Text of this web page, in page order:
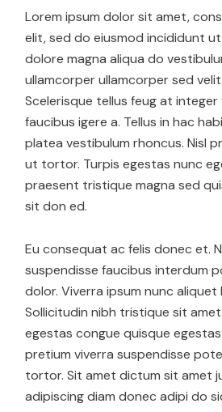
Lorem ipsum dolor sit amet,
elit, sed do eiusmod incididunt
dolore magna aliqua do
ullamcorper ullamcorper sed
Scelerisque tellus feug at integer
faucibus igere a. Tellus in hac
platea vestibulum rhoncus. Nisl
ut tortor. Turpis egestas nunc
praesent tristique magna sed
sit don ed.
Eu consequat ac felis donec et.
suspendisse faucibus interdum
dolor. Viverra ipsum nunc aliquet
Sollicitudin nibh tristique sit
egestas congue quisque
pretium viverra suspendisse
tortor. Sit amet dictum sit amet
adipiscing diam donec adipi do